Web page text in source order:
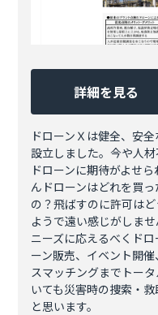
詳細を見る
ドローンＸは健全、安
設立しました。今や人
ドローンに期待がよせ
んドローンはどれを買
の？飛ばすのに許可は
ようで遠い感じがしま
ニーズに応えるべくド
ーン販売、イベント開
スマッチングまでトー
いても災害時の捜索・
と思います。